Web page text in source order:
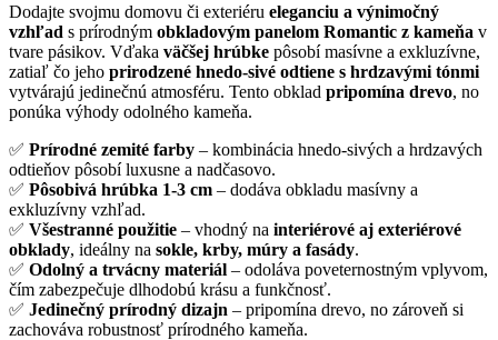
Dodajte svojmu domovu či exteriéru eleganciu a výnimočný
vzhľad s prírodným obkladovým panelom Romantic z kameňa v
tvare pásikov. Vďaka väčšej hrúbke pôsobí masívne a exkluzívne,
zatiaľ čo jeho prirodzené hnedo-sivé odtiene s hrdzavými tónmi
vytvárajú jedinečnú atmosféru. Tento obklad pripomína drevo, no
ponúka výhody odolného kameňa.
✅ Prírodné zemité farby – kombinácia hnedo-sivých a hrdzavých
odtieňov pôsobí luxusne a nadčasovo.
✅ Pôsobivá hrúbka 1-3 cm – dodáva obkladu masívny a
exkluzívny vzhľad.
✅ Všestranné použitie – vhodný na interiérové aj exteriérové
obklady, ideálny na sokle, krby, múry a fasády.
✅ Odolný a trvácny materiál – odoláva poveternostným vplyvom,
čím zabezpečuje dlhodobú krásu a funkčnosť.
✅ Jedinečný prírodný dizajn – pripomína drevo, no zároveň si
zachováva robustnosť prírodného kameňa.